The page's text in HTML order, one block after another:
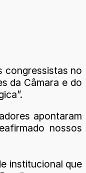
congressistas no
da Câmara e do
apontaram
nossos
institucional que